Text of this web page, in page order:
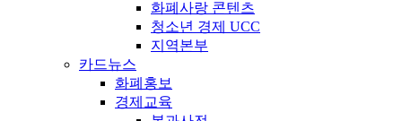
화폐사랑 콘텐츠
청소년 경제 UCC
지역본부
카드뉴스
화폐홍보
경제교육